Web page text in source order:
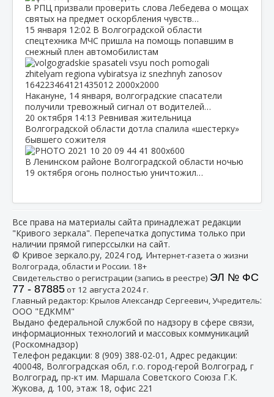
В РПЦ призвали проверить слова Лебедева о мощах
святых на предмет оскорбления чувств…
15 января 12:02 В Волгоградской области
спецтехника МЧС пришла на помощь попавшим в
снежный плен автомобилистам
Накануне, 14 января, волгоградские спасатели
получили тревожный сигнал от водителей…
20 октября 14:13 Ревнивая жительница
Волгоградской области дотла спалила «шестерку»
бывшего сожителя
В Ленинском районе Волгоградской области ночью
19 октября огонь полностью уничтожил…
Все права на материалы сайта принадлежат редакции
"Кривого зеркала". Перепечатка допустима только при
наличии прямой гиперссылки на сайт.
© Кривое зеркало.ру, 2024 год, Интернет-газета о жизни
Волгограда, области и России. 18+
Свидетельство о регистрации (запись в реестре) ЭЛ № ФС
77 - 87885от 12 августа 2024 г.
Главный редактор: Крылов Александр Сергеевич, Учредитель:
ООО "ЕДКММ"
Выдано федеральной службой по надзору в сфере связи,
информационных технологий и массовых коммуникаций
(Роскомнадзор)
Телефон редакции: 8 (909) 388-02-01 , Адрес редакции:
400048, Волгоградская обл, г.о. город-герой Волгоград, г
Волгоград, пр-кт им. Маршала Советского Союза Г.К.
Жукова, д. 100, этаж 18, офис 221